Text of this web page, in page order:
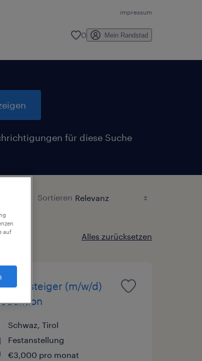
impressum
0 Mein Randstad
für diese Suche
Sortieren
Alles zurücksetzen
(m/w/d)
Schwaz, Tirol
Festanstellung
€3,000 pro monat
auf